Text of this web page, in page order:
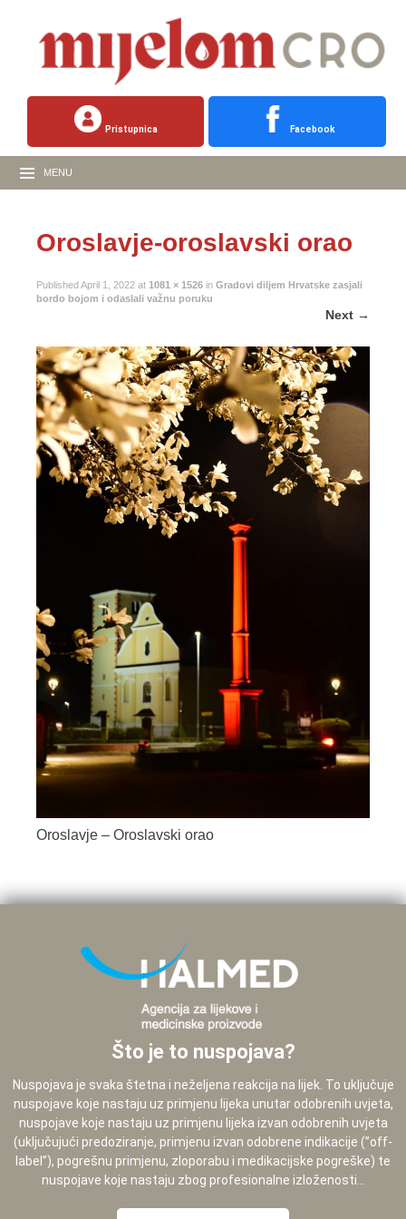
Pristupnica Facebook
MENU
Oroslavje-oroslavski orao
PublishedApril 1, 2022 at 1081 × 1526 in Gradovi diljem Hrvatske zasjali
bordo bojom i odaslali važnu poruku
Next →
Oroslavje – Oroslavski orao
Što je to nuspojava?
Nuspojava je svaka štetna i neželjena reakcija na lijek. To uključuje
nuspojave koje nastaju uz primjenu lijeka unutar odobrenih uvjeta,
nuspojave koje nastaju uz primjenu lijeka izvan odobrenih uvjeta
(uključujući predoziranje, primjenu izvan odobrene indikacije (”off-
label”), pogrešnu primjenu, zloporabu i medikacijske pogreške) te
nuspojave koje nastaju zbog profesionalne izloženosti...